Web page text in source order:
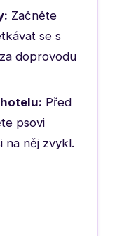
Začněte
se s
doprovodu
Před
psovi
na něj zvykl.